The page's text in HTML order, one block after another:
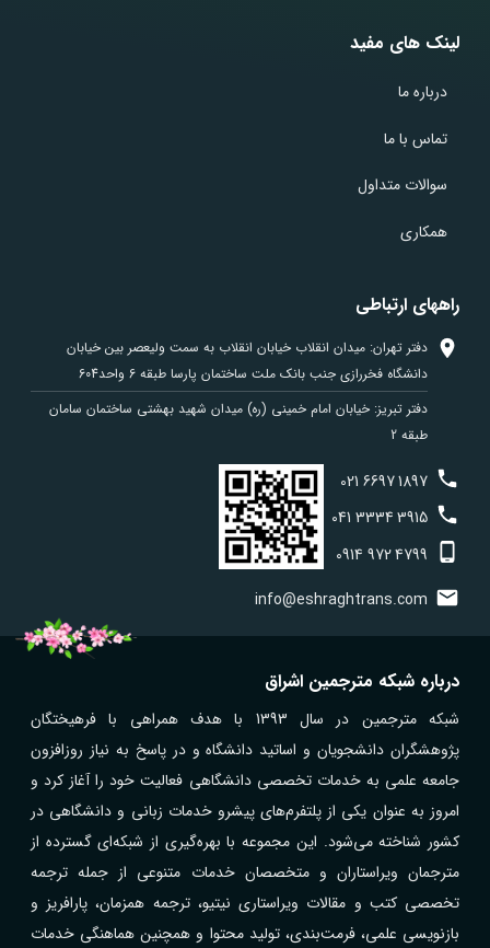
لینک های مفید
درباره ما
تماس با ما
سوالات متداول
همکاری
راههای ارتباطی
دفتر تهران: میدان انقلاب خیابان انقلاب به سمت ولیعصر بین خیابان
دانشگاه فخررازی جنب بانک ملت ساختمان پارسا طبقه 6 واحد604
دفتر تبریز: خیابان امام خمینی (ره) میدان شهید بهشتی ساختمان سامان
طبقه 2
021 66971897
041 33343915
0914 9724799
info@eshraghtrans.com
درباره شبکه مترجمین اشراق
شبکه مترجمین در سال 1393 با هدف همراهی با فرهیختگان
پژوهشگران دانشجویان و اساتید دانشگاه و در پاسخ به نیاز روزافزون
جامعه علمی به خدمات تخصصی دانشگاهی فعالیت خود را آغاز کرد و
امروز به عنوان یکی از پلتفرم‌های پیشرو خدمات زبانی و دانشگاهی در
کشور شناخته می‌شود. این مجموعه با بهره‌گیری از شبکه‌ای گسترده از
مترجمان ویراستاران و متخصصان خدمات متنوعی از جمله ترجمه
تخصصی کتب و مقالات ویراستاری نیتیو، ترجمه همزمان، پارافریز و
بازنویسی علمی، فرمت‌بندی، تولید محتوا و همچنین هماهنگی خدمات